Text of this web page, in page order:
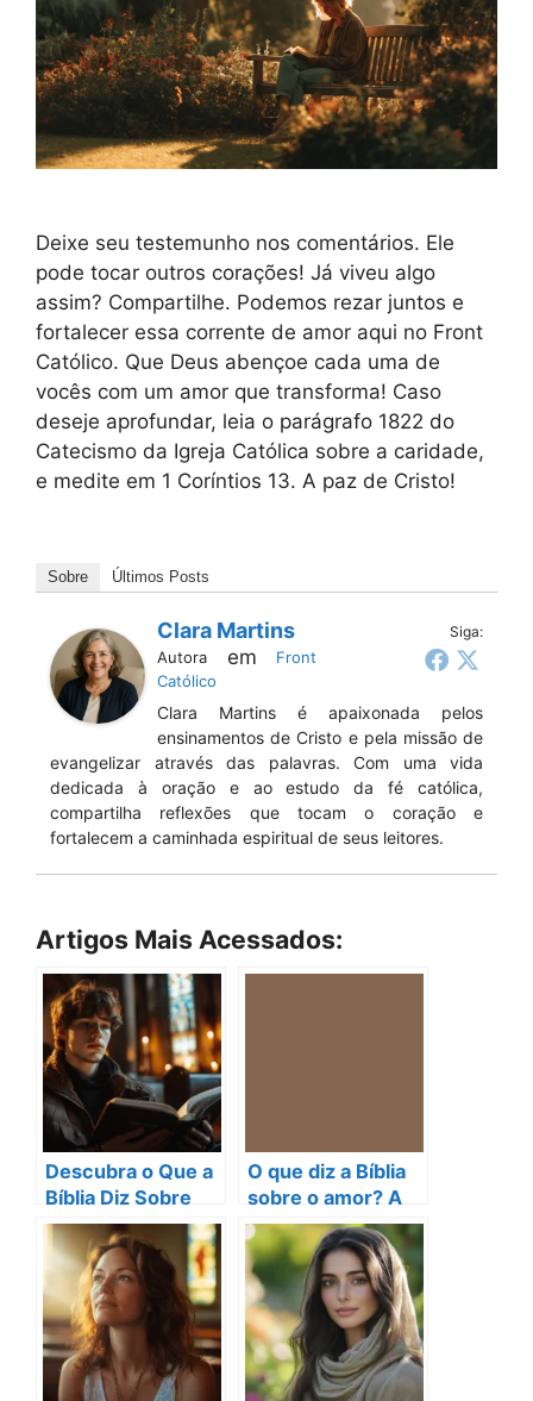
Deixe seu testemunho nos comentários. Ele
pode tocar outros corações! Já viveu algo
assim? Compartilhe. Podemos rezar juntos e
fortalecer essa corrente de amor aqui no Front
Católico. Que Deus abençoe cada uma de
vocês com um amor que transforma! Caso
deseje aprofundar, leia o parágrafo 1822 do
Catecismo da Igreja Católica sobre a caridade,
e medite em 1 Coríntios 13. A paz de Cristo!
Sobre Últimos Posts
Siga:
Clara Martins
Autora em
Front
Católico
Clara Martins é apaixonada pelos
ensinamentos de Cristo e pela missão de
evangelizar através das palavras. Com uma vida
dedicada à oração e ao estudo da fé católica,
compartilha reflexões que tocam o coração e
fortalecem a caminhada espiritual de seus leitores.
Artigos Mais Acessados:
Descubra o Que a
Bíblia Diz Sobre
Sonhar e
Transforme Sua
Vida
O que diz a Bíblia
sobre o amor? A
verdade que
transforma vidas.